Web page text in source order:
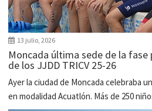
13 julio, 2026
Moncada última sede de la fase
de los JJDD TRICV 25-26
Ayer la ciudad de Moncada celebraba
en modalidad Acuatlón. Más de 250